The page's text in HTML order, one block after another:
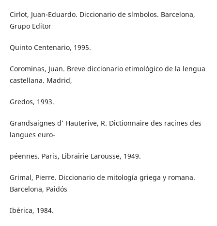
Cirlot, Juan-Eduardo. Diccionario de símbolos. Barcelona,
Grupo Editor
Quinto Centenario, 1995.
Corominas, Juan. Breve diccionario etimológico de la lengua
castellana. Madrid,
Gredos, 1993.
Grandsaignes d’ Hauterive, R. Dictionnaire des racines des
langues euro-
péennes. Paris, Librairie Larousse, 1949.
Grimal, Pierre. Diccionario de mitología griega y romana.
Barcelona, Paidós
Ibérica, 1984.